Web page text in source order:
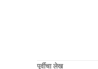
पूर्वीचा लेख